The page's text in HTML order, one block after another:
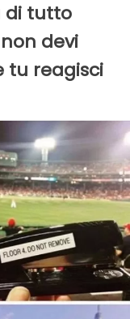
di tutto
devi
tu reagisci